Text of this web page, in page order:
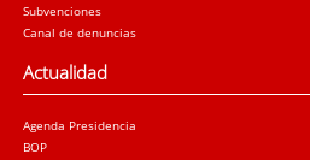
Subvenciones
Canal de denuncias
Actualidad
Agenda Presidencia
BOP